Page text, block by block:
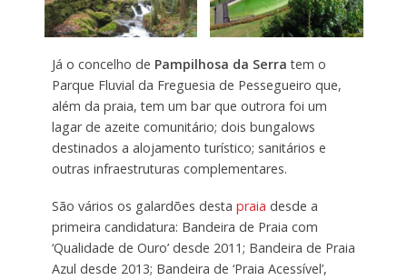
Já o concelho de Pampilhosa da Serra tem o
Parque Fluvial da Freguesia de Pessegueiro que,
além da praia, tem um bar que outrora foi um
lagar de azeite comunitário; dois bungalows
destinados a alojamento turístico; sanitários e
outras infraestruturas complementares.
São vários os galardões desta praia desde a
primeira candidatura: Bandeira de Praia com
‘Qualidade de Ouro’ desde 2011; Bandeira de Praia
Azul desde 2013; Bandeira de ‘Praia Acessível’,